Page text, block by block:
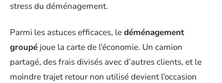
stress du déménagement.
Parmi les astuces efficaces, ledéménagement
groupé joue la carte de l’économie. Un camion
partagé, des frais divisés avec d’autres clients, et le
moindre trajet retour non utilisé devient l’occasion